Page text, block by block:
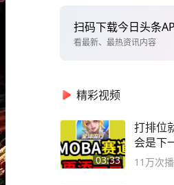
扫码下载今日头条
看最新、最热资讯内容
精彩视频
03:33
打排位
会是下
决胜巅
11万次